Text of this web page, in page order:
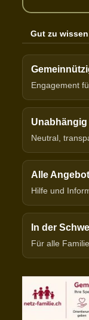
Gut zu
Engagement
Neutral,
Alle
Hilfe und
In der
Für alle